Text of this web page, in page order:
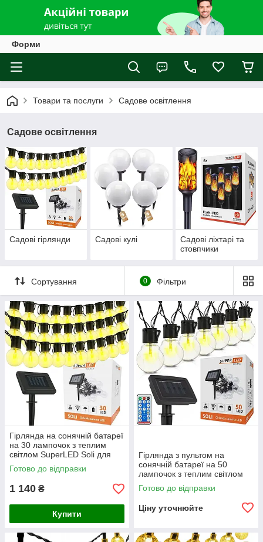
Форми
Товари та послуги Садове освітлення
Садове освітлення
Садові гірлянди Садові кулі
Садові ліхтарі та
стовпчики
Сортування 0 Фільтри
Гірлянда на сонячній батареї
на 30 лампочок з теплим
світлом SuperLED Soli для
освітлення саду, патіо,
альтанок, терас
Готово до відправки
1 140 ₴
Купити
Гірлянда з пультом на
сонячній батареї на 50
лампочок з теплим світлом
SuperLED Soli для освітлення
саду, альтанок, терас
Готово до відправки
Ціну уточнюйте